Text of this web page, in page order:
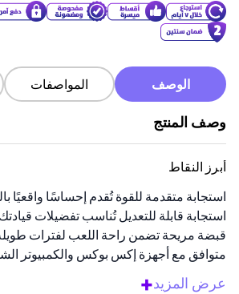
الوصف المواصفات
وصف المنتج
أبرز النقاط
استجابة متقدمة للقوة تُقدم إحساسًا واقعيًا
استجابة قابلة للتعديل تُناسب تفضيلات
قبضة مريحة تضمن راحة اللعب لفترات
متوافق مع أجهزة إكس بوكس ​​والكمبيوتر
المرونة.
عرض المزيد+